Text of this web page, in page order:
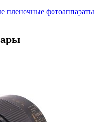
пленочные фотоаппараты